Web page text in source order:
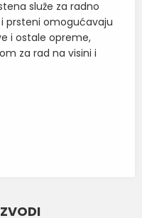
služe za radno
prsteni omogućavaju
i ostale opreme,
za rad na visini i
OPASAČI I SETOVI